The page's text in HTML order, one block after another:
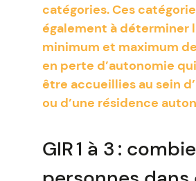
catégories. Ces
également à déterminer
minimum et maximum
en perte d’autonomie
être accueillies au sein
ou d’une résidence
GIR 1 à 3 :